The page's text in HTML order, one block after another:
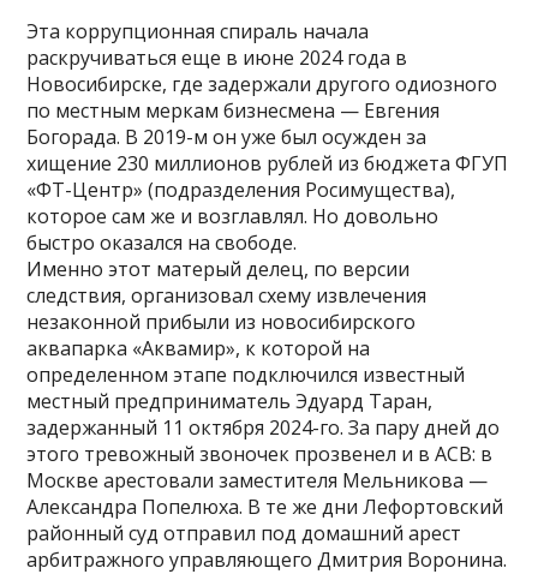
Эта коррупционная спираль начала
раскручиваться еще в июне 2024 года в
Новосибирске, где задержали другого одиозного
по местным меркам бизнесмена — Евгения
Богорада. В 2019-м он уже был осужден за
хищение 230 миллионов рублей из бюджета ФГУП
«ФТ-Центр» (подразделения Росимущества),
которое сам же и возглавлял. Но довольно
быстро оказался на свободе.
Именно этот матерый делец, по версии
следствия, организовал схему извлечения
незаконной прибыли из новосибирского
аквапарка «Аквамир», к которой на
определенном этапе подключился известный
местный предприниматель Эдуард Таран,
задержанный 11 октября 2024-го. За пару дней до
этого тревожный звоночек прозвенел и в АСВ: в
Москве арестовали заместителя Мельникова —
Александра Попелюха. В те же дни Лефортовский
районный суд отправил под домашний арест
арбитражного управляющего Дмитрия Воронина.